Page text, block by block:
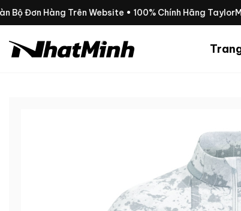
Chuyển
dung
Bộ Đơn Hàng Trên Website • 100% Chính Hãng